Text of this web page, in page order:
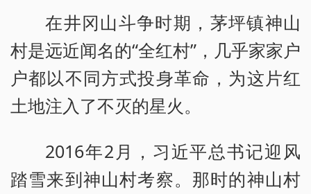
在井冈山斗争时期，茅坪镇神山
村是远近闻名的“全红村”，几乎家家户
户都以不同方式投身革命，为这片红
土地注入了不灭的星火。
2016年2月，习近平总书记迎风
踏雪来到神山村考察。那时的神山村